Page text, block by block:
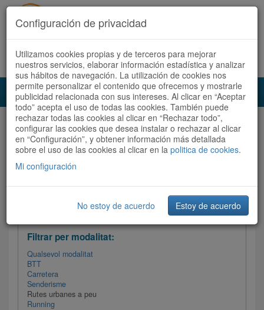
Accedeix Registra't ara Español Català
Audioruta Totes les rutes
Totes les rutes Ordenar per:Més recents/ Dificultat
Filtrar les rutes
Filtrar per modalitat:
Qualsevol modalitat
BTT
Carretera
Senderisme
Rutes urbanes a peu
Running
Configuración de privacidad
Utilizamos cookies propias y de terceros para mejorar
nuestros servicios, elaborar información estadística y analizar
sus hábitos de navegación. La utilización de cookies nos
permite personalizar el contenido que ofrecemos y mostrarle
publicidad relacionada con sus intereses. Al clicar en “Aceptar
todo” acepta el uso de todas las cookies. También puede
rechazar todas las cookies al clicar en “Rechazar todo”,
configurar las cookies que desea instalar o rechazar al clicar
en “Configuración”, y obtener información más detallada
sobre el uso de las cookies al clicar en la politica de cookies.
Mi configuración
No estoy de acuerdo Estoy de acuerdo